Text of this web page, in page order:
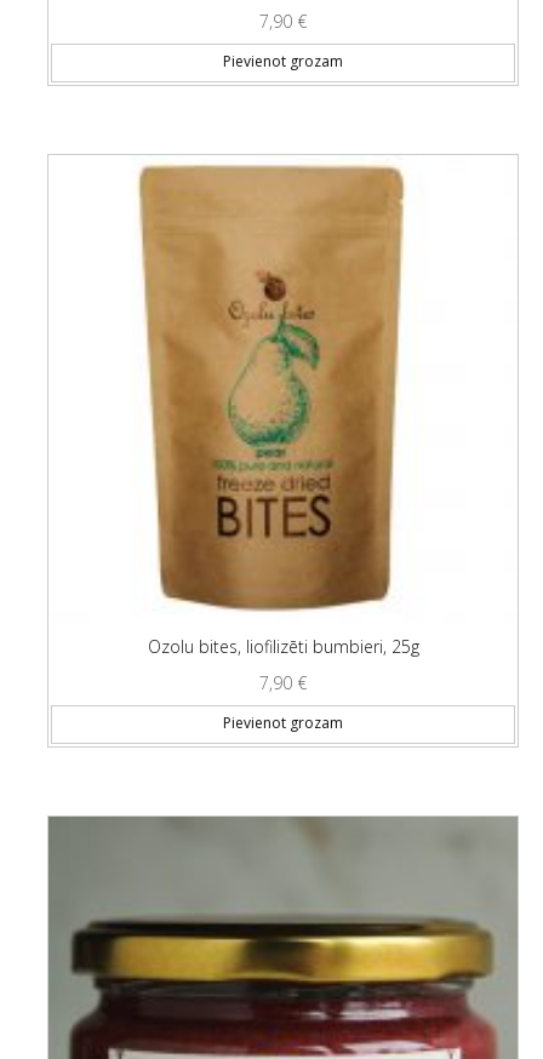
7,90 €
Pievienot grozam
Ozolu bites, liofilizēti bumbieri, 25g
7,90 €
Pievienot grozam